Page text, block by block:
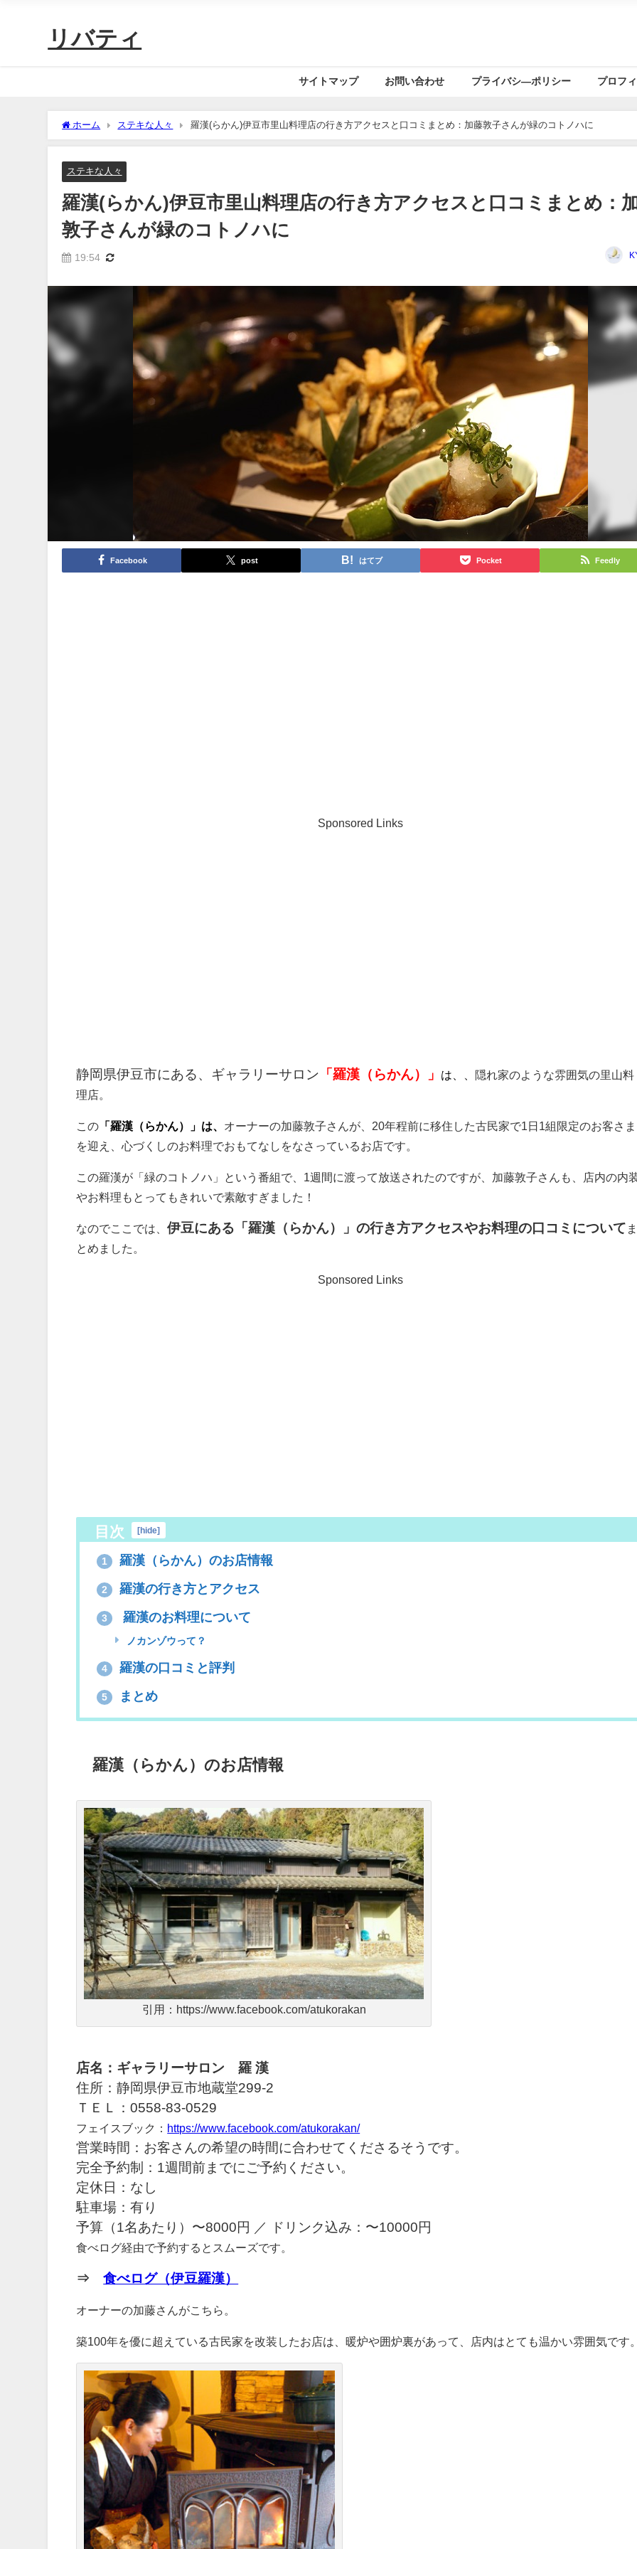
リバティ
サイトマップ お問い合わせ プライバシ―ポリシー プロフ
ホーム ステキな人々 羅漢(らかん)伊豆市里山料理店の行き方アクセスと口コミまとめ：加藤敦子さんが緑のコトノハに
ステキな人々
羅漢(らかん)伊豆市里山料理店の行き方アクセスと口コミまとめ：
敦子さんが緑のコトノハに
19:54
Facebook post はてブ Pocket Feedly
Sponsored Links
静岡県伊豆市にある、ギャラリーサロン 「羅漢（らかん）」 は、、
隠れ家のような雰囲気の里山料
理店。
この 「羅漢（らかん）」は、 オーナーの加藤敦子さんが、20年程前に移住した古民家で1日1組限定のお客さま
を迎え、心づくしのお料理でおもてなしをなさっているお店です。
この羅漢が「緑のコトノハ」という番組で、1週間に渡って放送されたのですが、加藤敦子さんも、店内の内
やお料理もとってもきれいで素敵すぎました！
なのでここでは、伊豆にある「羅漢（らかん）」の行き方アクセスやお料理の口コミについて
とめました。
Sponsored Links
目次 [hide]
1 羅漢（らかん）のお店情報
2 羅漢の行き方とアクセス
3 羅漢のお料理について
ノカンゾウって？
4 羅漢の口コミと評判
5 まとめ
羅漢（らかん）のお店情報
引用：https://www.facebook.com/atukorakan
店名：ギャラリーサロン 羅 漢
住所：静岡県伊豆市地蔵堂299-2
ＴＥＬ：0558-83-0529
フェイスブック： https://www.facebook.com/atukorakan/
営業時間：お客さんの希望の時間に合わせてくださるそうです。
完全予約制： 1週間前までにご予約ください。
定休日：なし
駐車場：有り
予算（1名あたり）〜8000円 ／ ドリンク込み：〜10000円
食べログ経由で予約するとスムーズです。
⇒食べログ（伊豆羅漢）
オーナーの加藤さんがこちら。
築100年を優に超えている古民家を改装したお店は、暖炉や囲炉裏があって、店内はとても温かい雰囲気です